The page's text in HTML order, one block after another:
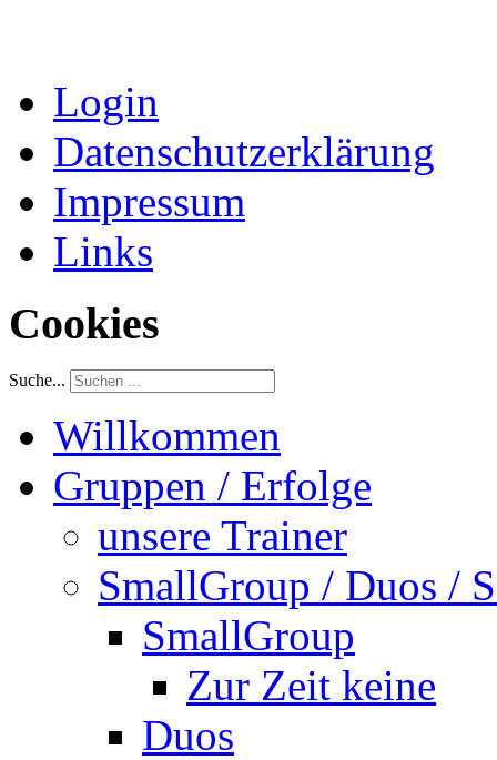
Login
Datenschutzerklärung
Impressum
Links
Cookies
Suche...
Willkommen
Gruppen / Erfolge
unsere Trainer
SmallGroup / Duos /
SmallGroup
Zur Zeit keine
Duos